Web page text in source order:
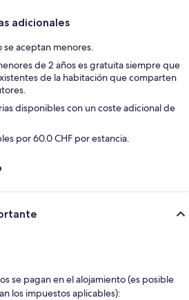
adicionales
se aceptan menores.
de 2 años es gratuita siempre que
de la habitación que comparten
disponibles con un coste adicional de
por 60.0 CHF por estancia.
se pagan en el alojamiento (es posible
los impuestos aplicables):